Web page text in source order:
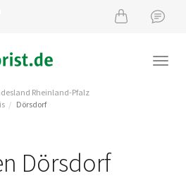
Rheinland-Pfalz
Dörsdorf
Dörsdorf